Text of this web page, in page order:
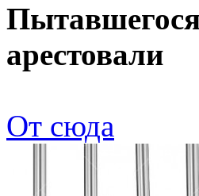
арестовали
От сюда